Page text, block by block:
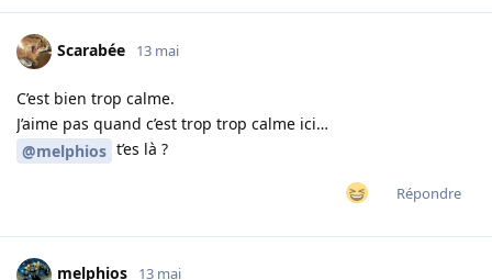
Scarabée 13 mai
C’est bien trop calme.
J’aime pas quand c’est trop trop calme ici…
@melphios t’es là ?
Répondre
melphios 13 mai